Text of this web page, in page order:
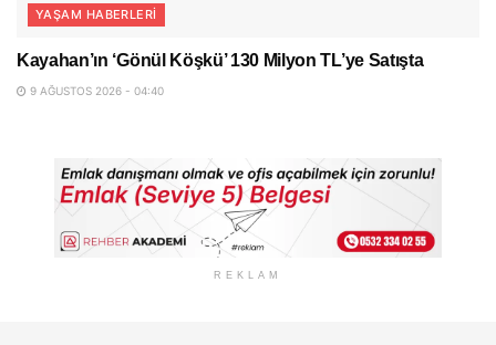
YAŞAM HABERLERI
Kayahan’ın ‘Gönül Köşkü’ 130 Milyon TL’ye Satışta
9 AĞUSTOS 2026 - 04:40
REKLAM